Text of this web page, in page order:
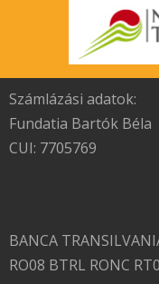
Számlázási adatok:
Fundatia Bartók Béla
CUI: 7705769
BANCA
RO08 BTRL RONC